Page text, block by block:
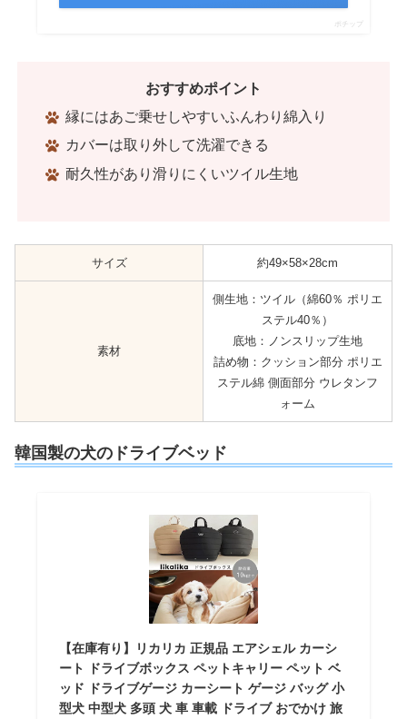
ポチップ
おすすめポイント
縁にはあご乗せしやすいふんわり綿入り
カバーは取り外して洗濯できる
耐久性があり滑りにくいツイル生地
サイズ 約49×58×28cm
素材
側生地：ツイル（綿60％ ポリエ
ステル40％）
底地：ノンスリップ生地
詰め物：クッション部分 ポリエ
ステル綿 側面部分 ウレタンフ
ォーム
韓国製の犬のドライブベッド
【在庫有り】リカリカ 正規品 エアシェル カーシ
ート ドライブボックス ペットキャリー ペット ベ
ッド ドライブゲージ カーシート ゲージ バッグ 小
型犬 中型犬 多頭 犬 車 車載 ドライブ おでかけ 旅